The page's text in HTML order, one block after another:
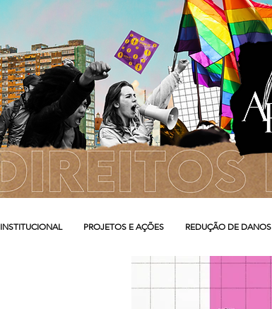
INSTITUCIONAL PROJETOS E AÇÕES REDUÇÃO DE DANOS